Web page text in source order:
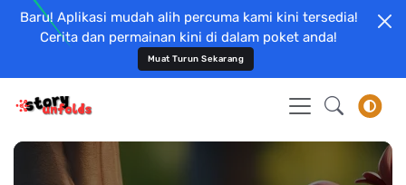
Baru! Aplikasi mudah alih percuma kami kini tersedia!
Cerita dan permainan kini di dalam poket anda!
Muat Turun Sekarang